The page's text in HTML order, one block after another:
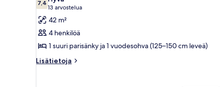
huonetyypin
Superior-
huone
kuvat
7,47,4 kautta 10
13 arvostelua
(13
arvostelua)
42 m²
4 henkilöä
1 suuri parisänky ja 1 vuodesohva (125–150 cm leveä)
Lisätietoja
Lisätietoja